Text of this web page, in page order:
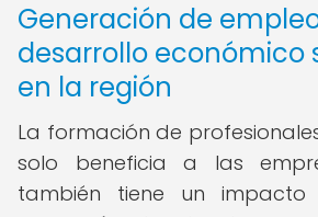
Generación de
desarrollo económico
en la región
La formación de
solo beneficia a las
también tiene un